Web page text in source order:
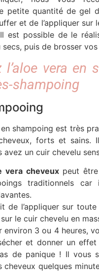
petite quantité de gel
et de l’appliquer sur
est possible de le
secs, puis de brosser
l’aloe vera en
shampoing
en shampoing est très
forts et sains.
avez un cuir chevelu
vera cheveuxpeut être
traditionnels car
de l’appliquer sur
le cuir chevelu en
environ 3 ou 4 heures,
et donner un
de panique ! Il vous
cheveux quelques